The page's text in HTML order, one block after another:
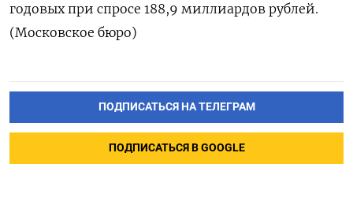
годовых при спросе 188,9 миллиардов рублей.
(Московское бюро)
ПОДПИСАТЬСЯ НА ТЕЛЕГРАМ
ПОДПИСАТЬСЯ В GOOGLE